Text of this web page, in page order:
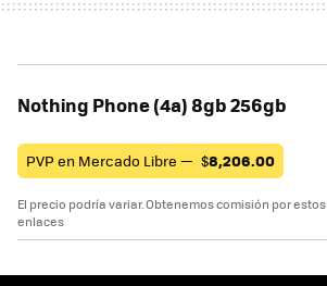
Nothing Phone (4a) 8gb 256gb
PVP en Mercado Libre — $8,206.00
El precio podría variar. Obtenemos comisión por estos
enlaces